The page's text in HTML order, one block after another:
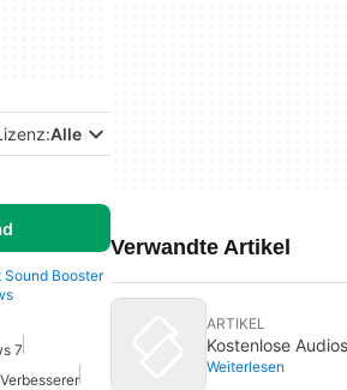
Alle
Booster
7
Verwandte Artikel
ARTIKEL
Kostenlose
Programme für
Weiterlesen